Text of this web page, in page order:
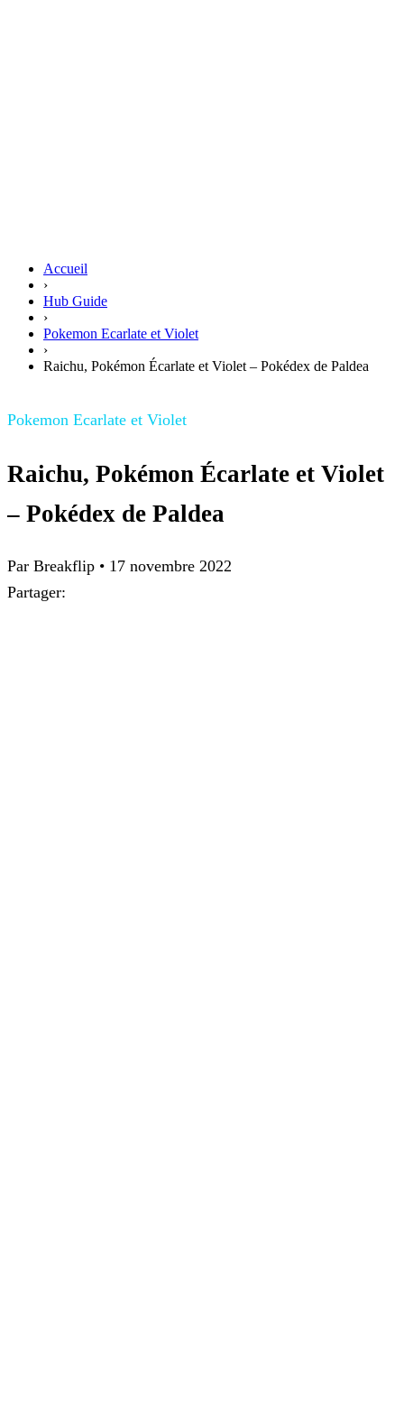
Accueil
›
Hub Guide
›
Pokemon Ecarlate et Violet
›
Raichu, Pokémon Écarlate et Violet – Pokédex de Paldea
Pokemon Ecarlate et Violet
Raichu, Pokémon Écarlate et Violet
– Pokédex de Paldea
Par Breakflip • 17 novembre 2022
Partager: